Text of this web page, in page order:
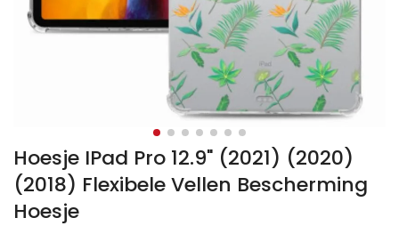
Hoesje IPad Pro 12.9" (2021) (2020)
(2018) Flexibele Vellen Bescherming
Hoesje